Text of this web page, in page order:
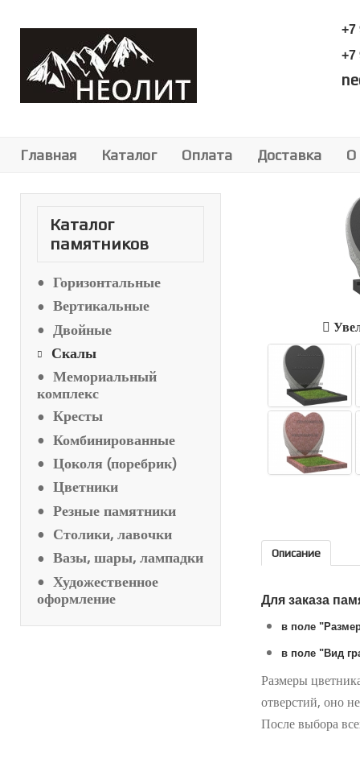
+7
+7
Главная Каталог Оплата Доставка О
Описание
Для заказа
в поле "
в поле "Вид
Размеры
отверстий, оно
После выбора
Каталог
памятников
Горизонтальные
Вертикальные
Двойные
Скалы
Мемориальный
комплекс
Кресты
Комбинированные
Цоколя (поребрик)
Цветники
Резные памятники
Столики, лавочки
Вазы, шары, лампадки
Художественное
оформление